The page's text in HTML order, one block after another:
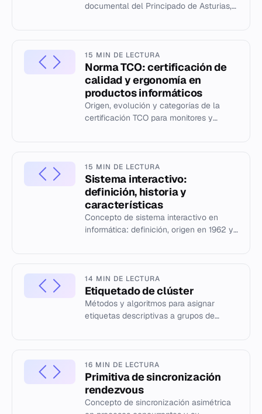
documental del Principado de Asturias,
15 MIN DE LECTURA
Norma TCO: certificación de
calidad y ergonomía en
productos informáticos
Origen, evolución y categorías de la
certificación TCO para monitores y
15 MIN DE LECTURA
Sistema interactivo:
definición, historia y
características
Concepto de sistema interactivo en
informática: definición, origen en 1962 y
14 MIN DE LECTURA
Etiquetado de clúster
Métodos y algoritmos para asignar
etiquetas descriptivas a grupos de
16 MIN DE LECTURA
Primitiva de sincronización
rendezvous
Concepto de sincronización asimétrica